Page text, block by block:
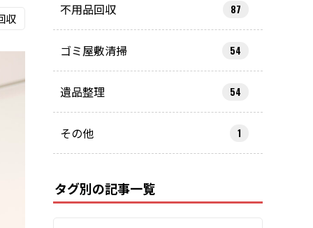
収
不用品回収 87
ゴミ屋敷清掃 54
遺品整理 54
その他 1
タグ別の記事一覧